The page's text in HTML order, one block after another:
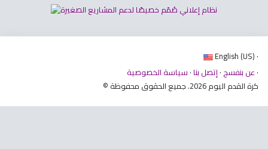
English (US) ·
عن بنفسج ·إتصل بنا · سياسة الخصوصية
·
© كرة القدم اليوم 2026. جميع الحقوق محفوظة